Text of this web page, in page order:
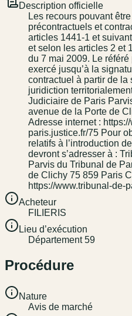
Description officielle
Les recours pouvant
précontractuels et
articles 1441-1 et
et selon les articles 2 et
du 7 mai 2009. Le
exercé jusqu’à la
contractuel à partir de la
juridiction
Judiciaire de Paris
avenue de la Porte de
Adresse internet :
paris.justice.fr/75 Pour
relatifs à l’introduction
devront s’adresser à :
Parvis du Tribunal de
de Clichy 75 859 Paris
https://www.tribunal-de-
Acheteur
FILIERIS
Lieu d’exécution
Département 59
Procédure
Nature
Avis de marché